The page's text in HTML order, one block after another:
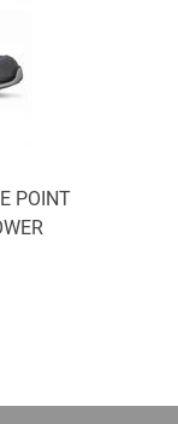
POINT